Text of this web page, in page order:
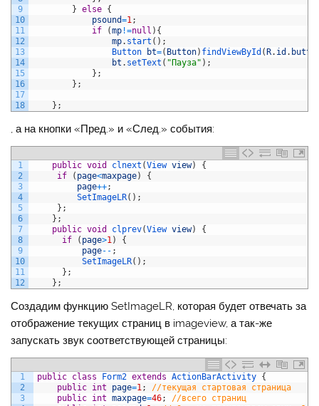
9
10
11
12
13
14
15
16
17
18
} else {
psound=1;
if
(mp !=null ) {
mp. start ( ) ;
Button
bt=( Button) findViewById ( R. id .
bt . setText ( "Пауза" ) ;
} ;
} ;
} ;
, а на кнопки «Пред.» и «След.» события:
1
2
3
4
5
6
7
8
9
10
11
12
public void clnext (View view)
{
if
( page<maxpage)
{
page++;
SetImageLR( ) ;
} ;
} ;
public void clprev(View view)
{
if
( page>1)
{
page-- ;
SetImageLR( ) ;
} ;
} ;
Создадим функцию SetImageLR, которая будет отвечать за
отображение текущих страниц в imageview, а так-же
запускать звук соответствующей страницы:
1
2
3
public class Form2 extends ActionBarActivity {
public int page=1;
//текущая стартовая страница
public int maxpage=46;
//всего страниц